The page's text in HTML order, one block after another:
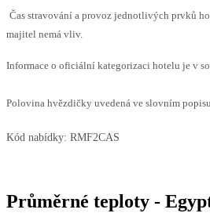
Čas stravování a provoz jednotlivých prvků
majitel nemá vliv.
Informace o oficiální kategorizaci hotelu je v
Polovina hvězdičky uvedená ve slovním
Kód nabídky: RMF2CAS
Průměrné teploty -